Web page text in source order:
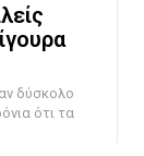
ότι τα